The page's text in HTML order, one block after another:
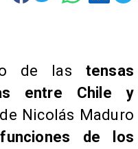
de las tensas
entre Chile y
Nicolás Maduro
de los